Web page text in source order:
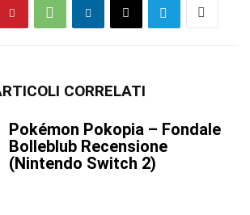
CORRELATI
Pokémon Pokopia – Fondale
Bolleblub Recensione
(Nintendo Switch 2)